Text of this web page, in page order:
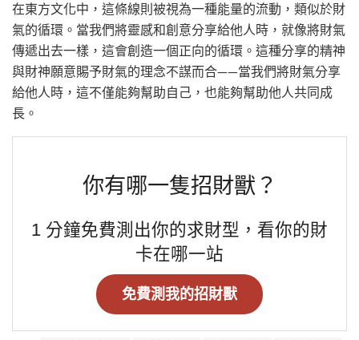
在東方文化中，這條線則被視為一種能量的流動，類似於財
氣的循環。當我們將靈感和創意分享給他人時，就像將財氣
傳遞出去一樣，這會創造一個正向的循環。這種分享的精神
與財神願意賜予財氣的理念不謀而合——當我們將財氣分享
給他人時，這不僅能夠幫助自己，也能夠幫助他人共同成
長。
你有哪一隻招財獸？
1 分鐘免費測出你的求財型，看你的財
卡在哪一站
免費測我的招財獸